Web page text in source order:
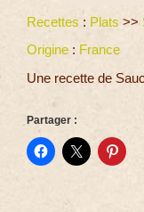
Recettes : Plats >>
Origine : France
Une recette de
Partager :